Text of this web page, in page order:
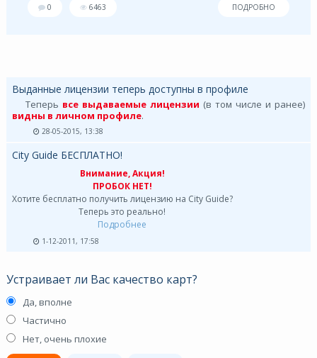
0 6463 ПОДРОБНО
Выданные лицензии теперь доступны в профиле
Теперь все выдаваемые лицензии (в том числе и ранее)
видны в личном профиле.
28-05-2015, 13:38
City Guide БЕСПЛАТНО!
Внимание, Акция!
ПРОБОК НЕТ!
Хотите бесплатно получить лицензию на City Guide?
Теперь это реально!
Подробнее
1-12-2011, 17:58
Устраивает ли Вас качество карт?
Да, вполне
Частично
Нет, очень плохие